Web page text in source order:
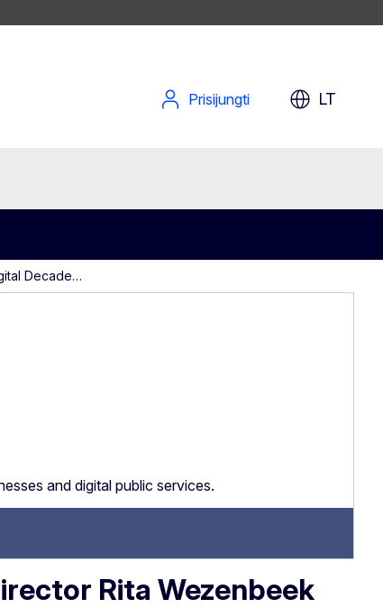
Prisijungti LT
Decade…
and digital public services.
Rita Wezenbeek